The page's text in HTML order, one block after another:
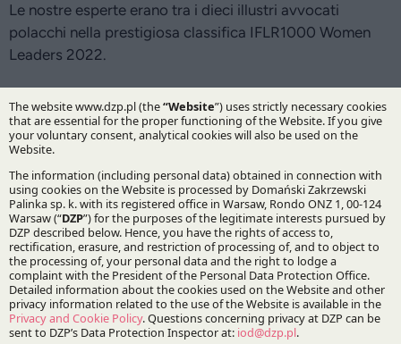
Le nostre esperte erano tra i dieci illustri avvocati
polacchi nella prestigiosa classifica IFLR1000 Women
Leaders 2022.
DZP si è distinto nel 16o ranking delle imprese e
dei consulenti fiscali di Dziennik Gazeta Prawna
29.03.2022
DZP Tax Practice è di nuovo in cima alla classifica delle
migliori e più grandi società di consulenza fiscale nel
2021 secondo Dziennik Gazeta Prawna.
I nostri 22 esperti nuovamente raccomandati da
Chambers Europe
17.03.2022